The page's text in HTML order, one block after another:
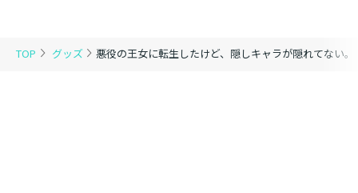
TOP グッズ 悪役の王女に転生したけど、隠しキャラが隠れてない